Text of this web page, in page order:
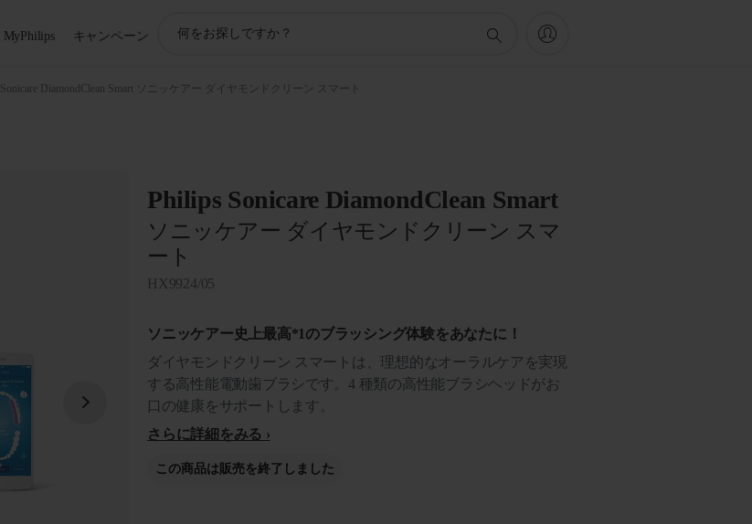
MyPhilips キャンペーン
索
Sonicare DiamondClean Smart ソニッケアー ダイヤモンドクリーン スマート
Philips Sonicare DiamondClean Smart
ソニッケアー ダイヤモンドクリーン スマ
ート
HX9924/05
ソニッケアー史上最高*1のブラッシング体験をあなたに！
ダイヤモンドクリーン スマートは、理想的なオーラルケアを実現
する高性能電動歯ブラシです。4 種類の高性能ブラシヘッドがお
口の健康をサポートします。
さらに詳細をみる
この商品は販売を終了しました